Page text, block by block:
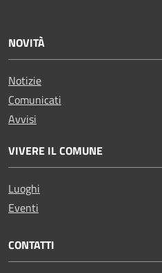
NOVITÀ
Notizie
Comunicati
Avvisi
VIVERE IL COMUNE
Luoghi
Eventi
CONTATTI